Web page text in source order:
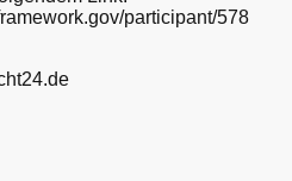
participant/578